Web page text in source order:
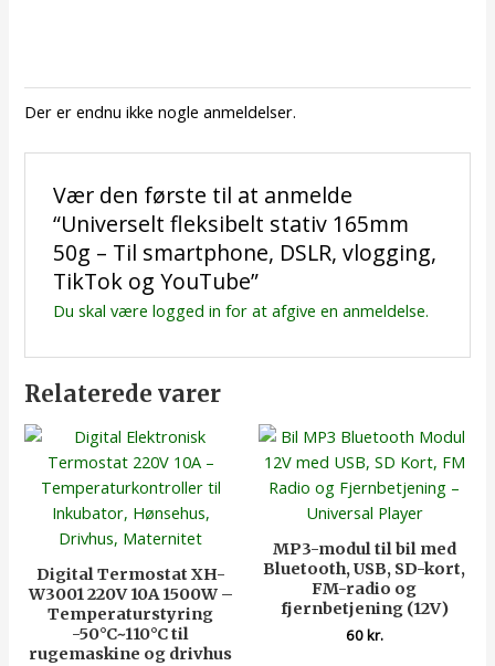
Der er endnu ikke nogle anmeldelser.
Vær den første til at anmelde
“Universelt fleksibelt stativ 165mm
50g – Til smartphone, DSLR, vlogging,
TikTok og YouTube”
Du skal være logged in for at afgive en anmeldelse.
Relaterede varer
Digital Termostat XH-
W3001 220V 10A 1500W –
Temperaturstyring
-50°C~110°C til
rugemaskine og drivhus
MP3-modul til bil med
Bluetooth, USB, SD-kort,
FM-radio og
fjernbetjening (12V)
60 kr.